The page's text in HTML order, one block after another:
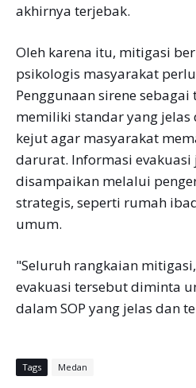
akhirnya terjebak.
Oleh karena itu, mitigasi
psikologis masyarakat
Penggunaan sirene
memiliki standar yang jelas
kejut agar masyarakat
darurat. Informasi evakuasi
disampaikan melalui
strategis, seperti rumah
umum.
"Seluruh rangkaian
evakuasi tersebut diminta
dalam SOP yang jelas dan
Tags Medan